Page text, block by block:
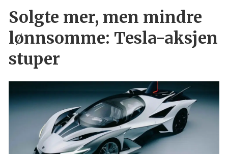
Solgte mer, men mindre
lønnsomme: Tesla-aksjen
stuper